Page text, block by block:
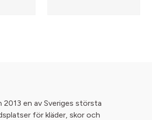
2013 en av Sveriges största
för kläder, skor och